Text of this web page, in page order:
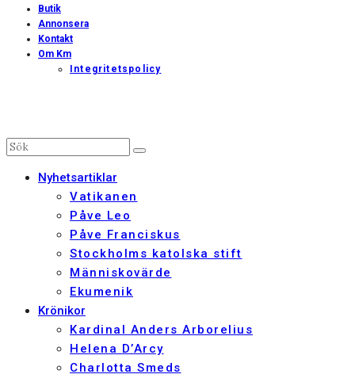
Butik
Annonsera
Kontakt
Om Km
Integritetspolicy
Nyhetsartiklar
Vatikanen
Påve Leo
Påve Franciskus
Stockholms katolska stift
Människovärde
Ekumenik
Krönikor
Kardinal Anders Arborelius
Helena D’Arcy
Charlotta Smeds